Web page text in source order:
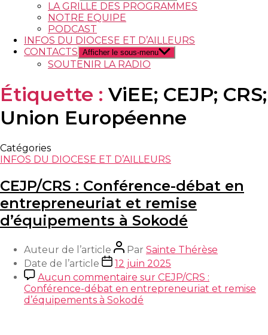
LA GRILLE DES PROGRAMMES
NOTRE EQUIPE
PODCAST
INFOS DU DIOCESE ET D’AILLEURS
CONTACTS Afficher le sous-menu
SOUTENIR LA RADIO
Étiquette : ViEE; CEJP; CRS;
Union Européenne
Catégories
INFOS DU DIOCESE ET D’AILLEURS
CEJP/CRS : Conférence-débat en
entrepreneuriat et remise
d’équipements à Sokodé
Auteur de l’article Par Sainte Thérèse
Date de l’article
12 juin 2025
Aucun commentaire sur CEJP/CRS :
Conférence-débat en entrepreneuriat et remise
d’équipements à Sokodé